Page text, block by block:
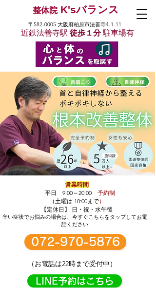
整体院K'sバランス
〒582-0005 大阪府柏原市法善寺4-1-11
近鉄法善寺駅 徒歩１分駐車場有
営業時間
平日 9:00～20:00 予約制
（土曜は 18:00まで）
【定休日】 日・祝・水午後
辛い症状でお悩みの場合は、​今すぐこちらをタップしてお電
話ください
072-970-5876
（お電話は22時まで受付中）
LINE予約はこちら